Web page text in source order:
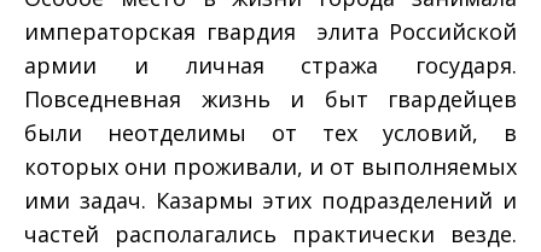
императорская гвардия ­ элита Российской
армии и личная стража государя.
Повседневная жизнь и быт гвардейцев
были неотделимы от тех условий, в
которых они проживали, и от выполняемых
ими задач. Казармы этих подразделений и
частей располагались практически везде.